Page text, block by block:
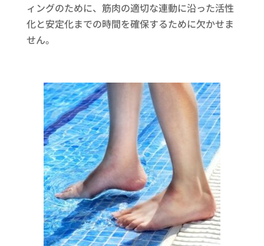
ィングのために、筋肉の適切な連動に沿った活性
化と安定化までの時間を確保するために欠かせま
せん。